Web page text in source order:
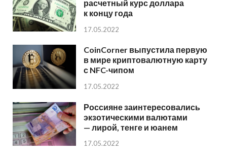
расчетный курс доллара
к концу года
17.05.2022
CoinCorner выпустила первую
в мире криптовалютную карту
с NFC-чипом
17.05.2022
Россияне заинтересовались
экзотическими валютами
— лирой, тенге и юанем
17.05.2022